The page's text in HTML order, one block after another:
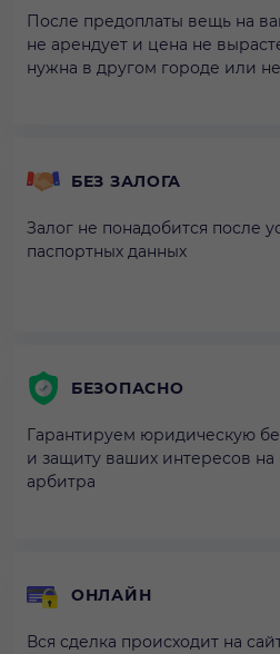
После предоплаты вещь на
не арендует и цена не
нужна в другом городе или
БЕЗ ЗАЛОГА
Залог не понадобится после
паспортных данных
БЕЗОПАСНО
Гарантируем юридическую
и защиту ваших интересов на
арбитра
ОНЛАЙН
Вся сделка происходит на